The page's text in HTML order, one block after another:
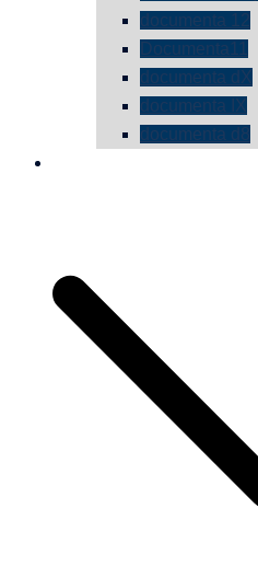
documenta 12
Documenta11
documenta dX
documenta IX
documenta d8